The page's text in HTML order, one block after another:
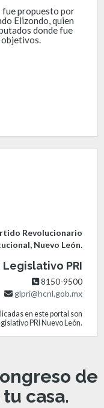
fue propuesto por
Elizondo, quien
donde fue
objetivos.
Revolucionario
Nuevo León.
Legislativo PRI
8150-9500
glpri@hcnl.gob.mx
en este portal son
PRI Nuevo León.
de
casa.